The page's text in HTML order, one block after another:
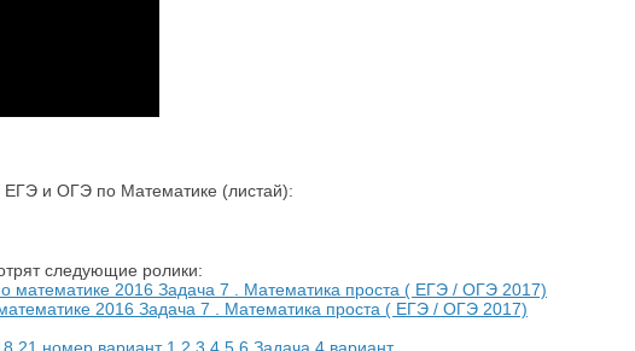
и ОГЭ по Математике (листай):
следующие ролики:
2016 Задача 7 . Математика проста ( ЕГЭ / ОГЭ 2017)